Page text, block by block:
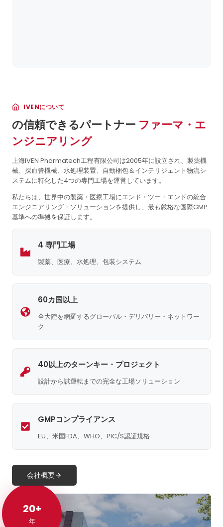
20+
20+
年
IVENについて
の信頼できるパートナー ファーマ・エ
ンジニアリング
上海IVEN Pharmatech工程有限公司は2005年に設立され、製薬機
械、採血管機械、水処理装置、自動梱包＆インテリジェント物流シ
ステムに特化した4つの専門工場を運営しています。.
私たちは、世界中の製薬・医療工場にエンド・ツー・エンドの統合
エンジニアリング・ソリューションを提供し、最も厳格な国際GMP
基準への準拠を保証します。.
4 専門工場
製薬、医療、水処理、包装システム
60カ国以上
全大陸を網羅するグローバル・デリバリー・ネットワー
ク
40以上のターンキー・プロジェクト
設計から試運転までの完全な工場ソリューション
GMPコンプライアンス
EU、米国FDA、WHO、PIC/S認証規格
会社概要